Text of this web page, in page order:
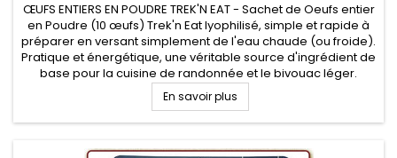
ŒUFS ENTIERS EN POUDRE TREK'N EAT - Sachet de Oeufs entier
en Poudre (10 œufs) Trek'n Eat lyophilisé, simple et rapide à
préparer en versant simplement de l'eau chaude (ou froide).
Pratique et énergétique, une véritable source d'ingrédient de
base pour la cuisine de randonnée et le bivouac léger.
En savoir plus